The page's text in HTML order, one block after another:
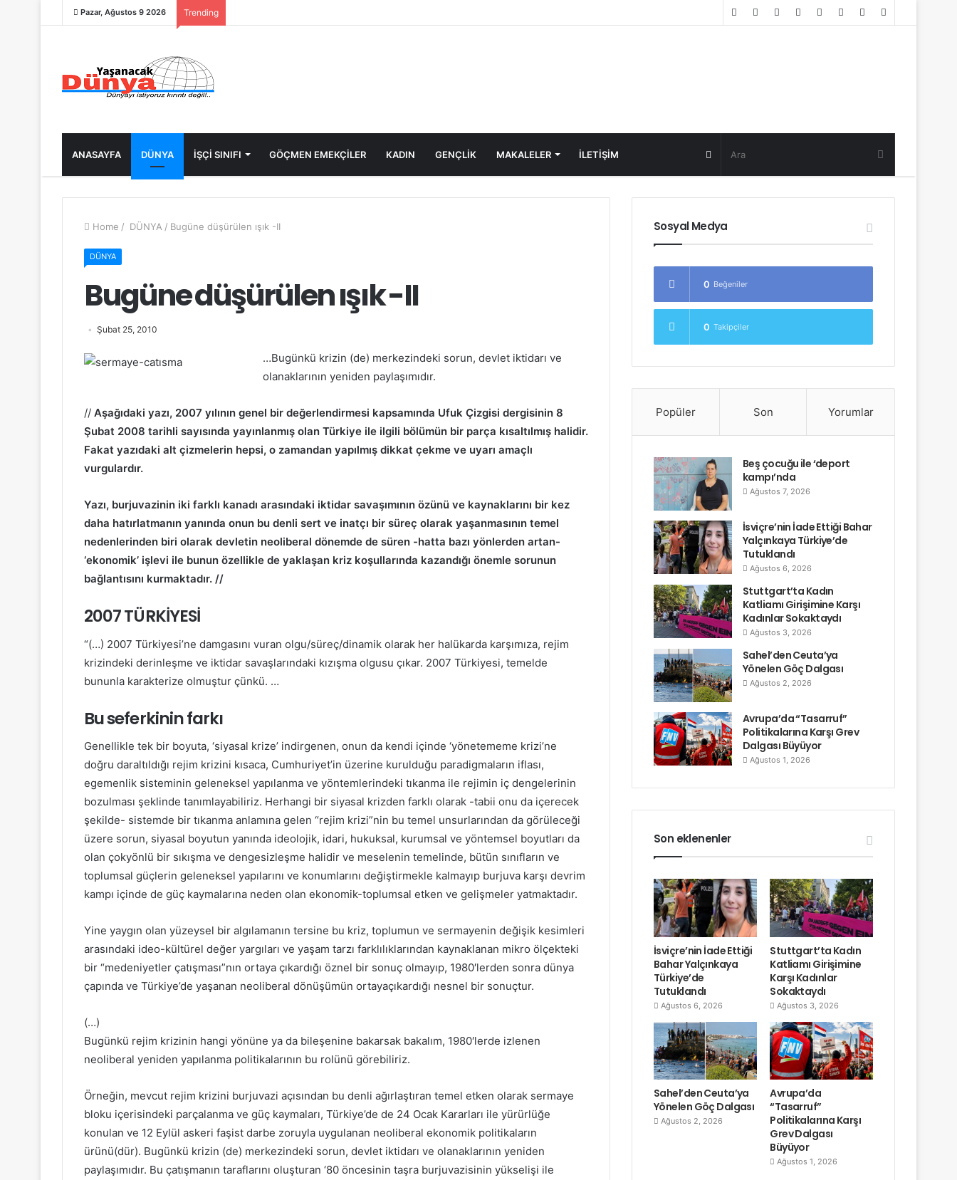
Pazar, Ağustos 9 2026 Trending Random
ANASAYFA DÜNYA İŞÇİ SINIFI GÖÇMEN EMEKÇİLER KADIN GENÇLİK MAKALELER ILETIŞIM Random
Post
Home / DÜNYA / Bugüne düşürülen ışık -II
DÜNYA
Bugüne düşürülen ışık -II
Şubat 25, 2010
…Bugünkü krizin (de) merkezindeki sorun, devlet iktidarı ve
olanaklarının yeniden paylaşımıdır.
// Aşağıdaki yazı, 2007 yılının genel bir değerlendirmesi kapsamında Ufuk Çizgisi dergisinin 8
Şubat 2008 tarihli sayısında yayınlanmış olan Türkiye ile ilgili bölümün bir parça kısaltılmış halidir.
Fakat yazıdaki alt çizmelerin hepsi, o zamandan yapılmış dikkat çekme ve uyarı amaçlı
vurgulardır.
Yazı, burjuvazinin iki farklı kanadı arasındaki iktidar savaşımının özünü ve kaynaklarını bir kez
daha hatırlatmanın yanında onun bu denli sert ve inatçı bir süreç olarak yaşanmasının temel
nedenlerinden biri olarak devletin neoliberal dönemde de süren -hatta bazı yönlerden artan-
‘ekonomik’ işlevi ile bunun özellikle de yaklaşan kriz koşullarında kazandığı önemle sorunun
bağlantısını kurmaktadır. //
2007 TÜRKİYESİ
“(…) 2007 Türkiyesi’ne damgasını vuran olgu/süreç/dinamik olarak her halükarda karşımıza, rejim
krizindeki derinleşme ve iktidar savaşlarındaki kızışma olgusu çıkar. 2007 Türkiyesi, temelde
bununla karakterize olmuştur çünkü. …
Bu seferkinin farkı
Genellikle tek bir boyuta, ‘siyasal krize’ indirgenen, onun da kendi içinde ‘yönetememe krizi’ne
doğru daraltıldığı rejim krizini kısaca, Cumhuriyet’in üzerine kurulduğu paradigmaların iflası,
egemenlik sisteminin geleneksel yapılanma ve yöntemlerindeki tıkanma ile rejimin iç dengelerinin
bozulması şeklinde tanımlayabiliriz. Herhangi bir siyasal krizden farklı olarak -tabii onu da içerecek
şekilde- sistemde bir tıkanma anlamına gelen “rejim krizi”nin bu temel unsurlarından da görüleceği
üzere sorun, siyasal boyutun yanında ideolojik, idari, hukuksal, kurumsal ve yöntemsel boyutları da
olan çokyönlü bir sıkışma ve dengesizleşme halidir ve meselenin temelinde, bütün sınıfların ve
toplumsal güçlerin geleneksel yapılarını ve konumlarını değiştirmekle kalmayıp burjuva karşı devrim
kampı içinde de güç kaymalarına neden olan ekonomik-toplumsal etken ve gelişmeler yatmaktadır.
Yine yaygın olan yüzeysel bir algılamanın tersine bu kriz, toplumun ve sermayenin değişik kesimleri
arasındaki ideo-kültürel değer yargıları ve yaşam tarzı farklılıklarından kaynaklanan mikro ölçekteki
bir “medeniyetler çatışması”nın ortaya çıkardığı öznel bir sonuç olmayıp, 1980′lerden sonra dünya
çapında ve Türkiye’de yaşanan neoliberal dönüşümün ortayaçıkardığı nesnel bir sonuçtur.
(…)
Bugünkü rejim krizinin hangi yönüne ya da bileşenine bakarsak bakalım, 1980′lerde izlenen
neoliberal yeniden yapılanma politikalarının bu rolünü görebiliriz.
Örneğin, mevcut rejim krizini burjuvazi açısından bu denli ağırlaştıran temel etken olarak sermaye
bloku içerisindeki parçalanma ve güç kaymaları, Türkiye’de de 24 Ocak Kararları ile yürürlüğe
konulan ve 12 Eylül askeri faşist darbe zoruyla uygulanan neoliberal ekonomik politikaların
ürünü(dür). Bugünkü krizin (de) merkezindeki sorun, devlet iktidarı ve olanaklarının yeniden
paylaşımıdır. Bu çatışmanın taraflarını oluşturan ‘80 öncesinin taşra burjuvazisinin yükselişi ile
Sosyal Medya
0 Beğeniler
0 Takipçiler
Popüler Son Yorumlar
Beş çocuğu ile ‘deport
kampı’nda
Ağustos 7, 2026
İsviçre’nin İade Ettiği Bahar
Yalçınkaya Türkiye’de
Tutuklandı
Ağustos 6, 2026
Stuttgart’ta Kadın
Katliamı Girişimine Karşı
Kadınlar Sokaktaydı
Ağustos 3, 2026
Sahel’den Ceuta’ya
Yönelen Göç Dalgası
Ağustos 2, 2026
Avrupa’da “Tasarruf”
Politikalarına Karşı Grev
Dalgası Büyüyor
Ağustos 1, 2026
Son eklenenler
İsviçre’nin İade Ettiği
Bahar Yalçınkaya
Türkiye’de
Tutuklandı
Ağustos 6, 2026
Stuttgart’ta Kadın
Katliamı Girişimine
Karşı Kadınlar
Sokaktaydı
Ağustos 3, 2026
Sahel’den Ceuta’ya
Yönelen Göç Dalgası
Ağustos 2, 2026
Avrupa’da
“Tasarruf”
Politikalarına Karşı
Grev Dalgası
Büyüyor
Ağustos 1, 2026